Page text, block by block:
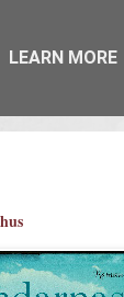
LEARN MORE